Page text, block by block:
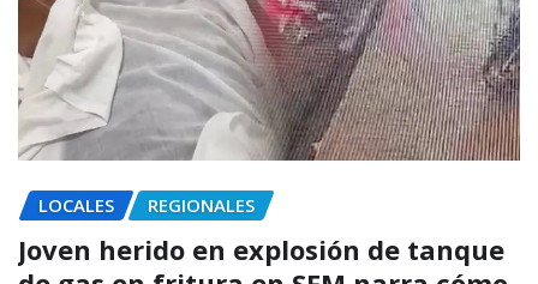
LOCALES REGIONALES
Joven herido en explosión de tanque